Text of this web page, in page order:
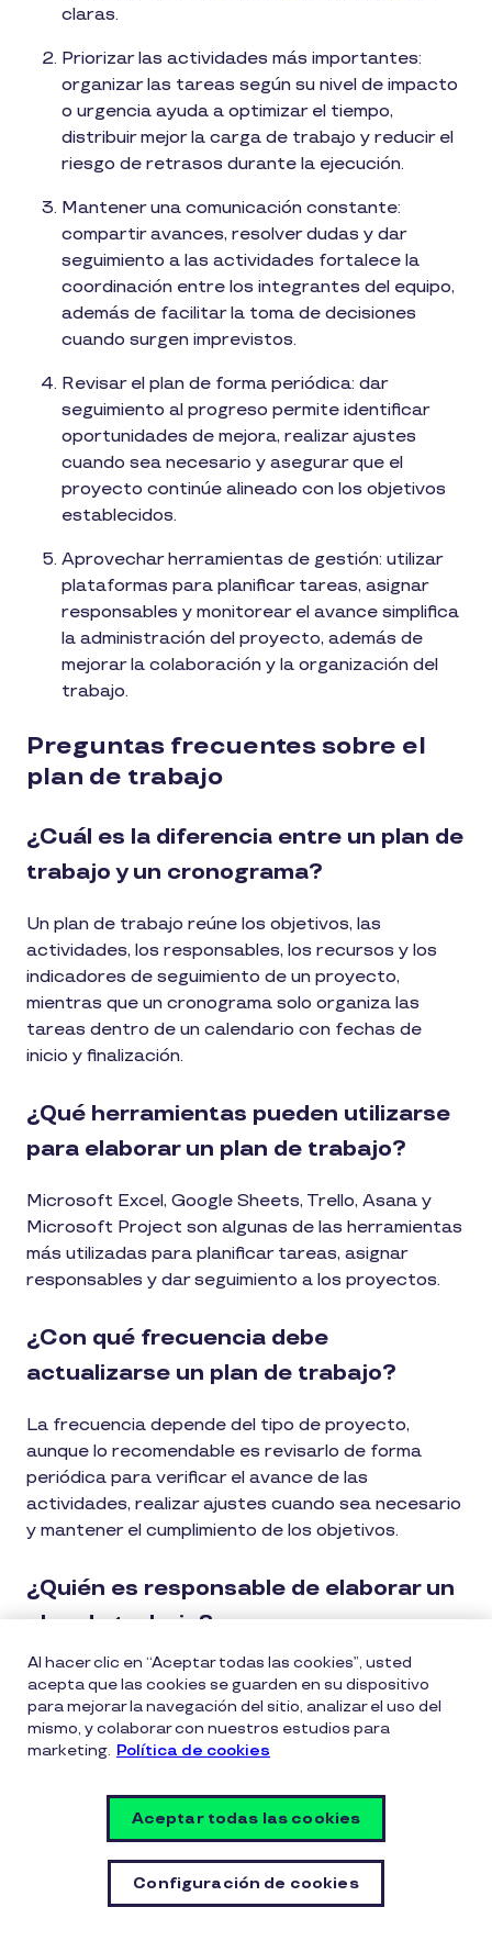
claras.
Priorizar las actividades más importantes:
organizar las tareas según su nivel de impacto
o urgencia ayuda a optimizar el tiempo,
distribuir mejor la carga de trabajo y reducir el
riesgo de retrasos durante la ejecución.
Mantener una comunicación constante:
compartir avances, resolver dudas y dar
seguimiento a las actividades fortalece la
coordinación entre los integrantes del equipo,
además de facilitar la toma de decisiones
cuando surgen imprevistos.
Revisar el plan de forma periódica: dar
seguimiento al progreso permite identificar
oportunidades de mejora, realizar ajustes
cuando sea necesario y asegurar que el
proyecto continúe alineado con los objetivos
establecidos.
Aprovechar herramientas de gestión: utilizar
plataformas para planificar tareas, asignar
responsables y monitorear el avance simplifica
la administración del proyecto, además de
mejorar la colaboración y la organización del
trabajo.
Preguntas frecuentes sobre el
plan de trabajo
¿Cuál es la diferencia entre un plan de
trabajo y un cronograma?
Un plan de trabajo reúne los objetivos, las
actividades, los responsables, los recursos y los
indicadores de seguimiento de un proyecto,
mientras que un cronograma solo organiza las
tareas dentro de un calendario con fechas de
inicio y finalización.
¿Qué herramientas pueden utilizarse
para elaborar un plan de trabajo?
Microsoft Excel, Google Sheets, Trello, Asana y
Microsoft Project son algunas de las herramientas
más utilizadas para planificar tareas, asignar
responsables y dar seguimiento a los proyectos.
¿Con qué frecuencia debe
actualizarse un plan de trabajo?
La frecuencia depende del tipo de proyecto,
aunque lo recomendable es revisarlo de forma
periódica para verificar el avance de las
actividades, realizar ajustes cuando sea necesario
y mantener el cumplimiento de los objetivos.
¿Quién es responsable de elaborar un
plan de trabajo?
El plan de trabajo suele elaborarlo el líder del
proyecto o el responsable del área, aunque
también puede construirse de forma colaborativa
con el equipo.
Cómo mejorar la ejecución de tu
plan de trabajo con herramientas
de gestión y beneficios para
empleados
Al hacer clic en “Aceptar todas las cookies”, usted
acepta que las cookies se guarden en su dispositivo
para mejorar la navegación del sitio, analizar el uso del
mismo, y colaborar con nuestros estudios para
marketing. Política de cookies
Configuración de cookies
Aceptar todas las cookies